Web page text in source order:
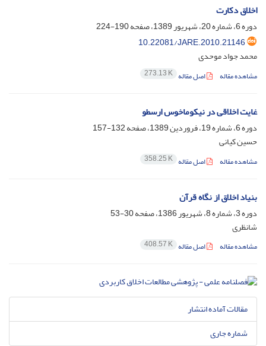
اخلاق دکارت
دوره 6، شماره 20، شهریور 1389، صفحه
190-224
10.22081/JARE.2010.21146
محمد جواد موحدی
مشاهده مقاله اصل مقاله 273.13 K
غایت اخلاقی در نیکوماخوس ارسطو
دوره 6، شماره 19، فروردین 1389، صفحه
132-157
حسین کیانی
مشاهده مقاله اصل مقاله 358.25 K
بنیاد اخلاق از نگاه قرآن‏
دوره 3، شماره 8، شهریور 1386، صفحه
30-53
شانظری
مشاهده مقاله اصل مقاله 408.57 K
مقالات آماده انتشار
شماره جاری